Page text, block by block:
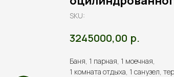
SKU:
3245000,00 р.
Баня, 1 парная, 1 моечная,
1 комната отдыха, 1 санузел,